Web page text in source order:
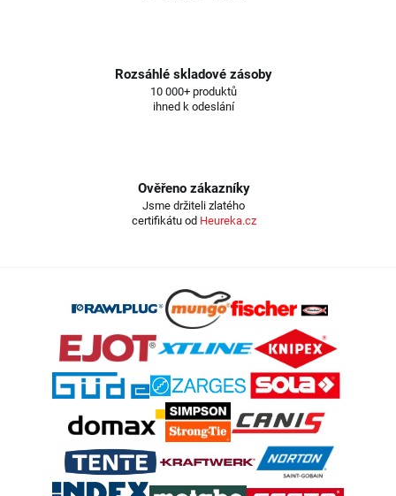
Rozsáhlé skladové zásoby
10 000+ produktů
ihned k odeslání
Ověřeno zákazníky
Jsme držiteli zlatého
certifikátu od Heureka.cz